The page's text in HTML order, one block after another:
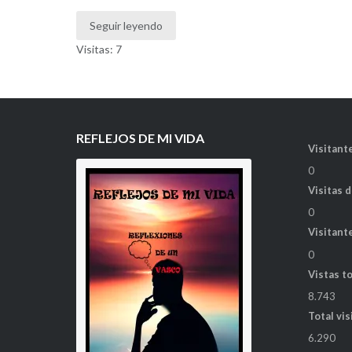
Seguir leyendo
Visitas: 7
REFLEJOS DE MI VIDA
0
Visitas
0
0
Vistas
8.743
Total
6.290